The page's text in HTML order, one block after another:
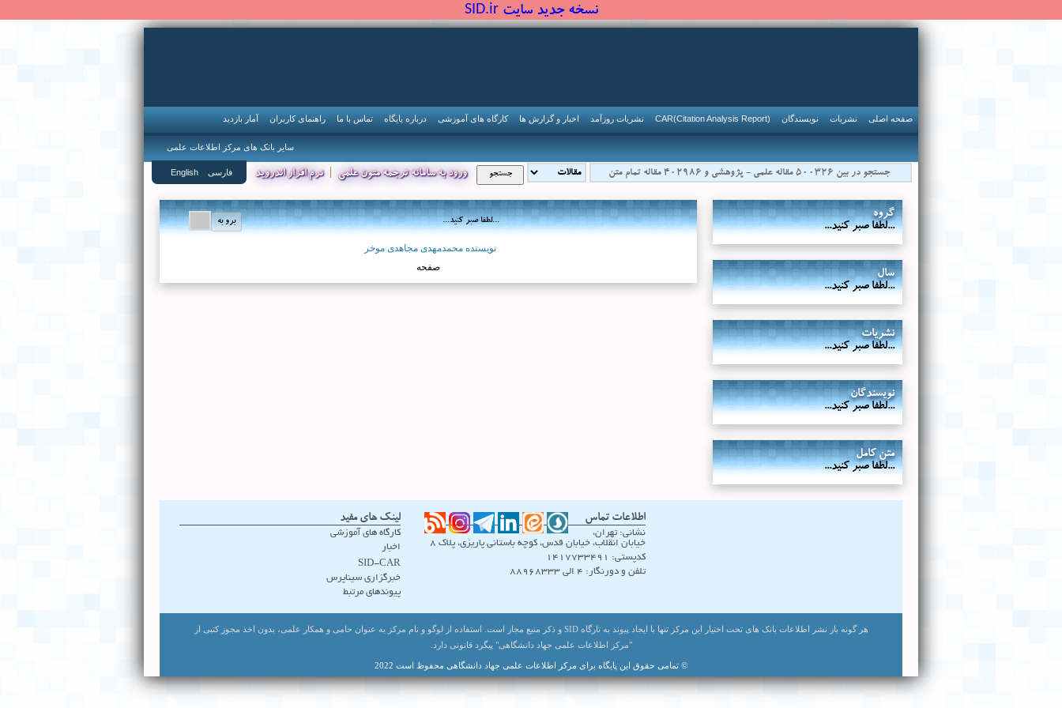
نسخه جدید سایت SID.ir
صفحه اصلی نشریات نویسندگان CAR(Citation Analysis Report) نشریات روزآمد اخبار و گزارش ها کارگاه های آموزشی درباره پایگاه تماس با ما راهنمای کاربران آمار بازدید
سایر بانک های مرکز اطلاعات علمی
ورود به سامانه ترجمه متون علمی | نرم افزار اندروید فارسی English
گروه
...لطفا صبر کنید...
سال
...لطفا صبر کنید...
نشریات
...لطفا صبر کنید...
نویسندگان
...لطفا صبر کنید...
متن کامل
...لطفا صبر کنید...
...لطفا صبر کنید...
نویسنده محمدمهدی مجاهدی موخر
صفحه
اطلاعات تماس
نشانی: تهران،
خیابان انقلاب، خیابان قدس، کوچه باستانی پاریزی، پلاک ۸
کدپستی: 1417733491
تلفن و دورنگار: 4 الی 88968333
لینک های مفید
کارگاه های آموزشی
اخبار
SID-CAR
خبرگزاری سیناپرس
پیوندهای مرتبط
هر گونه باز نشر اطلاعات بانک های تحت اختیار این مرکز تنها با ایجاد پیوند به تارگاه SID و ذکر منبع مجاز است. استفاده از لوگو و نام مرکز به عنوان حامی و همکار علمی، بدون اخذ مجوز کتبی از
"مرکز اطلاعات علمی جهاد دانشگاهی" پیگرد قانونی دارد.
© تمامی حقوق این پایگاه برای مرکز اطلاعات علمی جهاد دانشگاهی محفوظ است 2022